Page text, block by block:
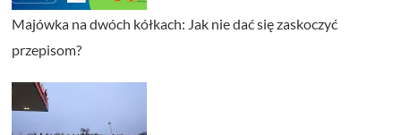
Majówka na dwóch kółkach: Jak nie dać się zaskoczyć
przepisom?